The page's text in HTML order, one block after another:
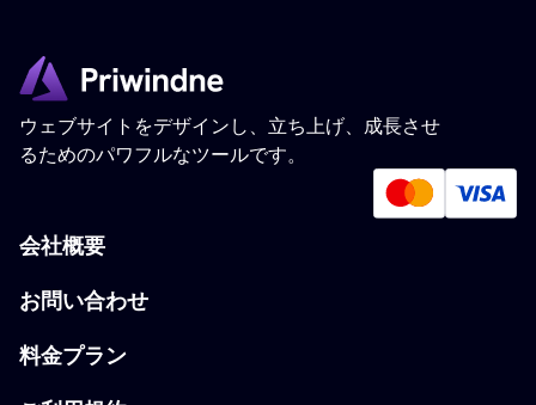
ウェブサイトをデザインし、立ち上げ、成長させ
るためのパワフルなツールです。
会社概要
お問い合わせ
料金プラン